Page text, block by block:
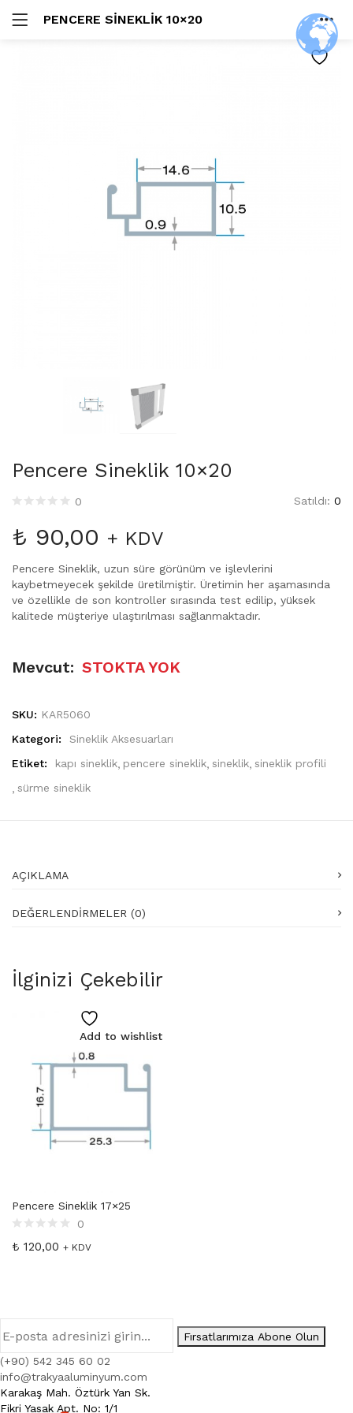
PENCERE SINEKLIK 10×20
Pencere Sineklik 10×20
0 Satıldı: 0
₺ 90,00 + KDV
Pencere Sineklik, uzun süre görünüm ve işlevlerini
kaybetmeyecek şekilde üretilmiştir. Üretimin her aşamasında
ve özellikle de son kontroller sırasında test edilip, yüksek
kalitede müşteriye ulaştırılması sağlanmaktadır.
Mevcut: STOKTA YOK
SKU: KAR5060
Kategori:
Sineklik Aksesuarları
Etiket:
kapı sineklik pencere sineklik sineklik sineklik profili
sürme sineklik
AÇIKLAMA
DEĞERLENDIRMELER (0)
İlginizi Çekebilir
Add to wishlist
Pencere Sineklik 17×25
0
₺ 120,00 + KDV
Fırsatlarımıza Abone Olun
(+90) 542 345 60 02
info@trakyaaluminyum.com
Karakaş Mah. Öztürk Yan Sk.
Fikri Yasak Apt. No: 1/1